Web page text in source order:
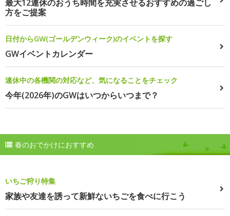
最大12連休のおうち時間を充実させるおすすめの過ごし
方をご提案
日付からGW(ゴールデンウィーク)のイベントを探す
GWイベントカレンダー
連休中の各機関の対応など、気になることをチェック
今年(2026年)のGWはいつからいつまで？
春のおでかけにおすすめ
いちご狩り特集
家族や友達を誘って新鮮ないちごを食べに行こう